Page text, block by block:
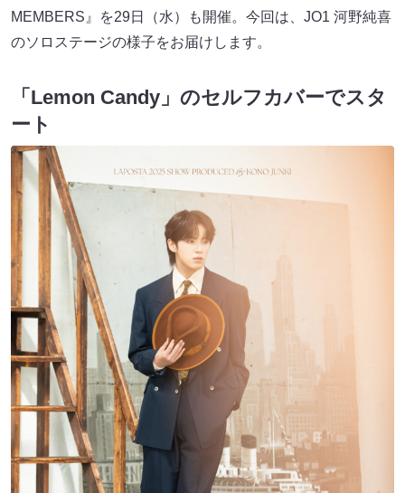
MEMBERS』を29日（水）も開催。今回は、JO1 河野純喜
のソロステージの様子をお届けします。
「Lemon Candy」のセルフカバーでスタ
ート